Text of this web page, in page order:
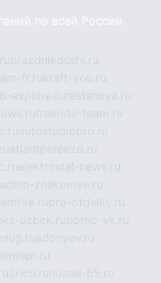
по всей России
prazdnikdushi.ru
fr.rukraft-you.ru
explore.ru rastenuya.ru
freeride-team.ru
autostudiopro.ru
atlantpereezd.ru
elektrostal-news.ru
znakomye.ru
emfire.rupro-otdelky.ru
uzbek.ruporno-vk.ru
adonyev.ru
krospr.ru
2rich.ru hostel-65.ru